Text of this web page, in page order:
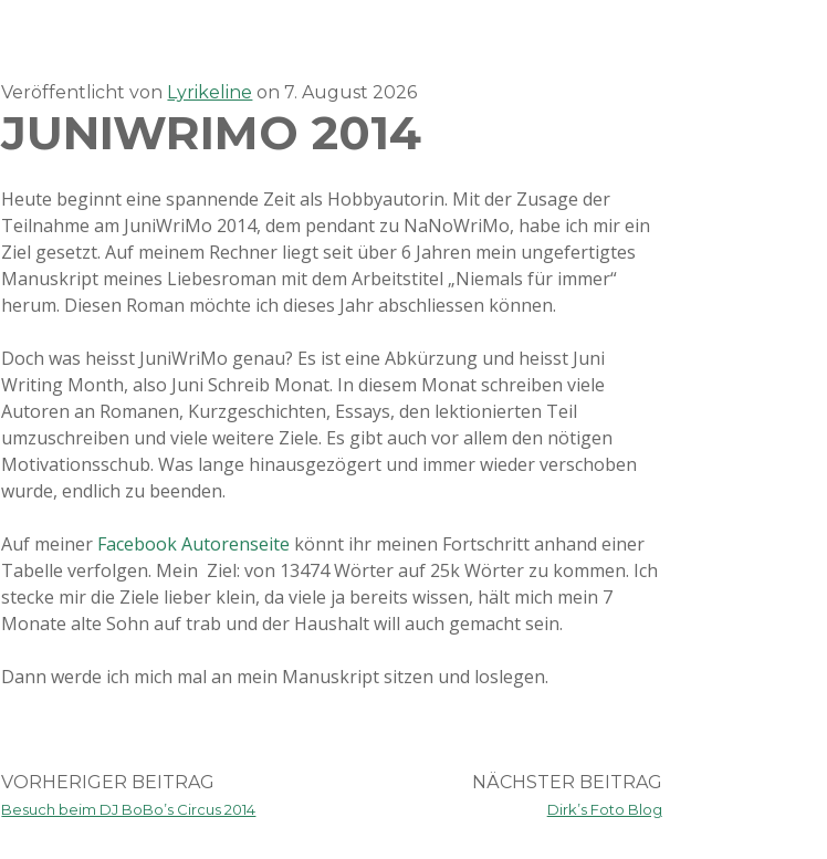
Veröffentlicht von Lyrikeline on7. August 2026
JUNIWRIMO 2014
Heute beginnt eine spannende Zeit als Hobbyautorin. Mit der Zusage der
Teilnahme am JuniWriMo 2014, dem pendant zu NaNoWriMo, habe ich mir ein
Ziel gesetzt. Auf meinem Rechner liegt seit über 6 Jahren mein ungefertigtes
Manuskript meines Liebesroman mit dem Arbeitstitel „Niemals für immer“
herum. Diesen Roman möchte ich dieses Jahr abschliessen können.
Doch was heisst JuniWriMo genau? Es ist eine Abkürzung und heisst Juni
Writing Month, also Juni Schreib Monat. In diesem Monat schreiben viele
Autoren an Romanen, Kurzgeschichten, Essays, den lektionierten Teil
umzuschreiben und viele weitere Ziele. Es gibt auch vor allem den nötigen
Motivationsschub. Was lange hinausgezögert und immer wieder verschoben
wurde, endlich zu beenden.
Auf meiner Facebook Autorenseite könnt ihr meinen Fortschritt anhand einer
Tabelle verfolgen. Mein Ziel: von 13474 Wörter auf 25k Wörter zu kommen. Ich
stecke mir die Ziele lieber klein, da viele ja bereits wissen, hält mich mein 7
Monate alte Sohn auf trab und der Haushalt will auch gemacht sein.
Dann werde ich mich mal an mein Manuskript sitzen und loslegen.
VORHERIGER BEITRAG
Besuch beim DJ BoBo’s Circus 2014
NÄCHSTER BEITRAG
Dirk’s Foto Blog